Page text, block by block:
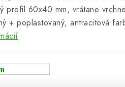
profil 60x40 mm, vrátane
+ poplastovaný, antracitová